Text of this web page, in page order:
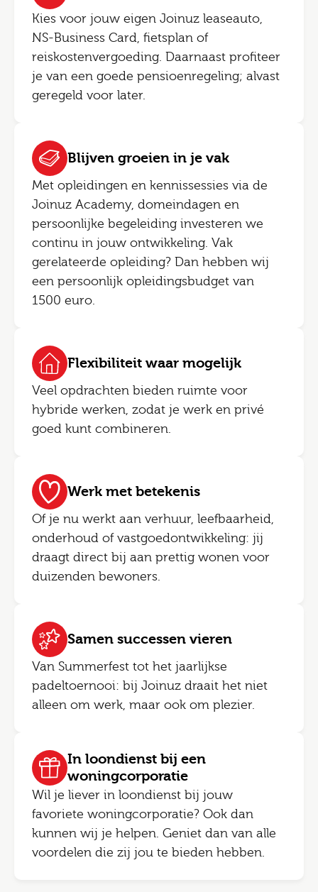
Kies voor jouw eigen Joinuz leaseauto,
NS-Business Card, fietsplan of
reiskostenvergoeding. Daarnaast profiteer
je van een goede pensioenregeling; alvast
geregeld voor later.
Blijven groeien in je vak
Met opleidingen en kennissessies via de
Joinuz Academy, domeindagen en
persoonlijke begeleiding investeren we
continu in jouw ontwikkeling. Vak
gerelateerde opleiding? Dan hebben wij
een persoonlijk opleidingsbudget van
1500 euro.
Flexibiliteit waar mogelijk
Veel opdrachten bieden ruimte voor
hybride werken, zodat je werk en privé
goed kunt combineren.
Werk met betekenis
Of je nu werkt aan verhuur, leefbaarheid,
onderhoud of vastgoedontwikkeling: jij
draagt direct bij aan prettig wonen voor
duizenden bewoners.
Samen successen vieren
Van Summerfest tot het jaarlijkse
padeltoernooi: bij Joinuz draait het niet
alleen om werk, maar ook om plezier.
In loondienst bij een
woningcorporatie
Wil je liever in loondienst bij jouw
favoriete woningcorporatie? Ook dan
kunnen wij je helpen. Geniet dan van alle
voordelen die zij jou te bieden hebben.